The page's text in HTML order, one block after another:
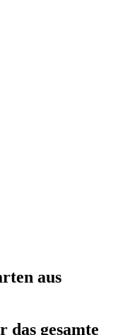
aus
das gesamte